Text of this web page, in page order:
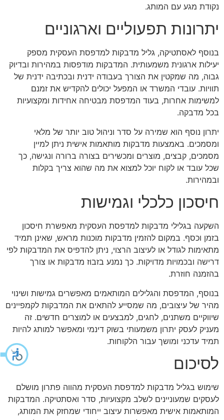
נקודת מגע עם המותג.
יתרונות תפעוליים וארגוניים
בנוסף לאסתטיקה, גליל מדבקות למדפסת העסקית מספק
יעילות ארגונית משמעותית. המדבקות מודפסות במהירות ובדיוק
גבוה, מה שמקטין את הצורך בעבודה ידנית ובכתיבה ידנית של
תוויות. עובדי המשרד או המפעל יכולים להקדיש את זמנם
למשימות אחרות, בעוד המדפסת מבטיחה אחידות ומקצועיות
בכל מדבקה.
יתרון נוסף הוא שמירה על סדר וניהול טוב יותר של מלאי
ומסמכים. באמצעות מדבקות מותאמות אישית ניתן למיין
מסמכים, קבצים, מוצרים ומכשירים בצורה ברורה ונגישה, כך
שכל עובד או לקוח יוכל למצוא את מה שהוא צריך בקלות
ובמהירות.
חיסכון כלכלי וגמישות
השקעה בגלילי מדבקות למדפסת העסקית מאפשרת חיסכון
בזמן וכסף. במקום להזמין מדבקות מוכנות מראש, שאינן תמיד
מתאימות לגודל או לעיצוב הרצוי, ניתן להדפיס את המדבקות לפי
דרישה ובכמויות מדויקות. כך נמנע בזבוז מדבקות או צורך
בהזמנה חוזרת.
בנוסף, המדפסת והגלילים המותאמים מאפשרים גמישות ושינוי
מהיר של עיצובים, מה שמסייע להתאים את המדבקות לקמפיינים
שיווקיים משתנים, לחגים, למבצעים או למוצרים חדשים. זה
מעניק לעסק יתרון משמעותי בשוק דינמי ומאפשר למותג להיות
תמיד עדכני ומושך עבור הלקוחות.
לסיכום
שימוש בגליל מדבקות למדפסת העסקית מהווה פתרון מושלם
לעסקים שמעוניינים לשלב מקצועיות, סדר ואסתטיקה. המדבקות
המותאמות אישית מאפשרות עיצוב ייחודי שמחזק את המותג,